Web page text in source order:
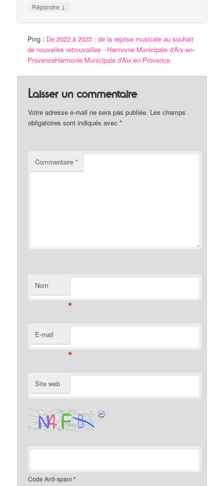
Répondre ↓
Ping : De 2022 à 2023 : de la reprise musicale au souhait
de nouvelles retrouvailles - Harmonie Municipale d'Aix-en-
ProvenceHarmonie Municipale d'Aix-en-Provence
Laisser un commentaire
Votre adresse e-mail ne sera pas publiée. Les champs
obligatoires sont indiqués avec*
Commentaire*
Nom
*
E-mail
*
Site web
Code Anti-spam *